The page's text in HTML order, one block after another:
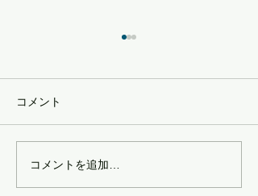
バレンタインキャンペー
ン😍
コメント
コメントを追加…